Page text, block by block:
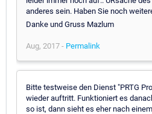
anderes sein. Haben Sie noch
Danke und Gruss Mazlum
Aug, 2017 - Permalink
Bitte testweise den Dienst "PRTG
wieder auftritt. Funktioniert es
so ist, dann sieht es eher nach